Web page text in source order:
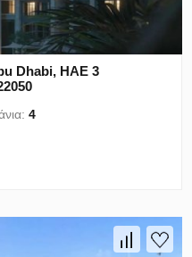
Dhabi, ΗΑΕ 3
4